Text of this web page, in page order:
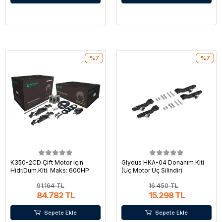
K350-2CD Çift Motor için
Hidr.Düm.Kiti. Maks: 600HP
91.164 TL
84.782 TL
%7
Sepete Ekle
Glydus HKA-04 Donanım Kiti
(Üç Motor Üç Silindir)
16.450 TL
15.298 TL
%7
Sepete Ekle